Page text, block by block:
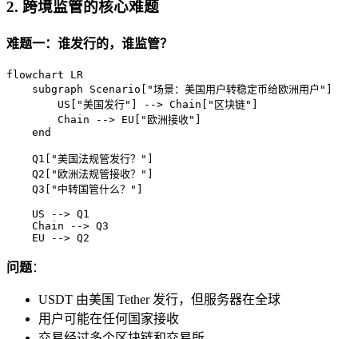
2. 跨境监管的核心难题
难题一：谁发行的，谁监管？
flowchart LR
    subgraph Scenario["场景：美国用户转稳定币给欧洲用户"]
        US["美国发行"] --> Chain["区块链"]
        Chain --> EU["欧洲接收"]
    end
    Q1["美国法规管发行？"]
    Q2["欧洲法规管接收？"]
    Q3["中转国管什么？"]
    US --> Q1
    Chain --> Q3
    EU --> Q2
问题：
USDT 由美国 Tether 发行，但服务器在全球
用户可能在任何国家接收